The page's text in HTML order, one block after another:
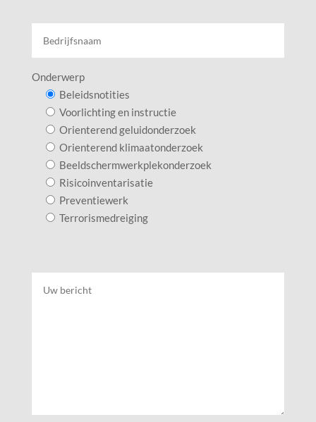
Onderwerp
Beleidsnotities
Voorlichting en instructie
Orienterend geluidonderzoek
Orienterend klimaatonderzoek
Beeldschermwerkplekonderzoek
Risicoinventarisatie
Preventiewerk
Terrorismedreiging